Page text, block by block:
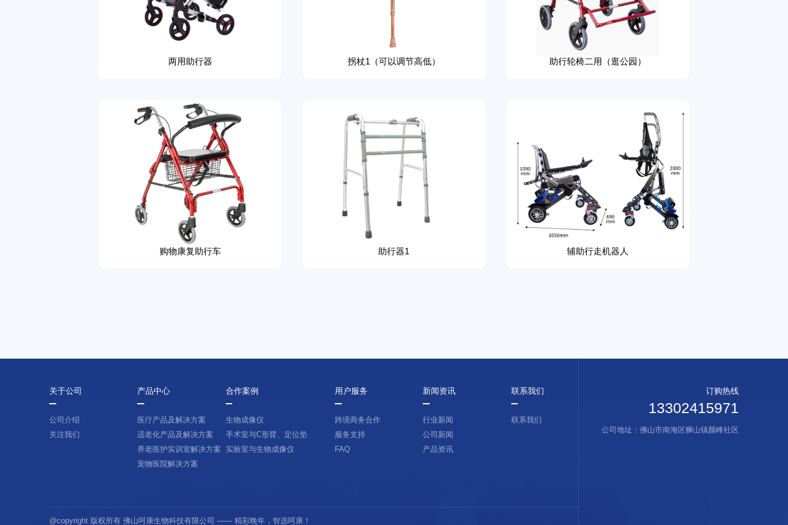
两用助行器 拐杖1（可以调节高低） 助行轮椅二用（逛公园）
购物康复助行车 助行器1 辅助行走机器人
关于公司
公司介绍
关注我们
产品中心
医疗产品及解决方案
适老化产品及解决方案
养老医护实训室解决方案
宠物医院解决方案
合作案例
生物成像仪
手术室与C形臂、定位垫
实验室与生物成像仪
用户服务
跨境商务合作
服务支持
FAQ
新闻资讯
行业新闻
公司新闻
产品资讯
联系我们
联系我们
@copyright 版权所有 佛山呵康生物科技有限公司 —— 精彩晚年，智选呵康！
订购热线
13302415971
公司地址：佛山市南海区狮山镇颜峰社区